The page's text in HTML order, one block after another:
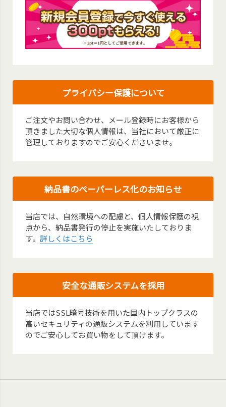
プライバシー保護について
ご注文やお問い合わせ、メール登録時にお客様から
頂きました大切な個人情報は、当社において厳正に
管理しておりますのでご安心くださいませ。
納品書のペーパーレス化のお知らせ
当店では、自然環境への配慮と、個人情報保護の視
点から、納品書発行の停止を実施いたしておりま
す。詳しくはこちら
安全な通販システムを採用
当店ではSSL暗号技術を用いた国内トップクラスの
高いセキュリティの通販システムを利用しています
のでご安心してお買い物をして頂けます。